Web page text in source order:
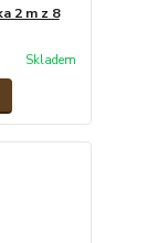
2 m z 8
Skladem